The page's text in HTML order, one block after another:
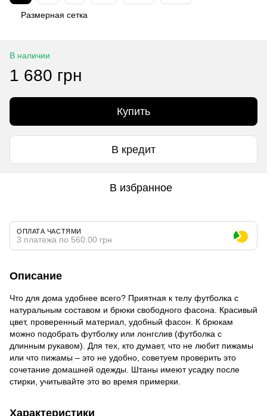
Размерная сетка
В наличии
1 680 грн
Купить
В кредит
В избранное
ОПЛАТА ЧАСТЯМИ
3 платежа по 560.00 грн
Описание
Что для дома удобнее всего? Приятная к телу футболка с
натуральным составом и брюки свободного фасона. Красивый
цвет, проверенный материал, удобный фасон. К брюкам
можно подобрать футболку или лонгслив (футболка с
длинным рукавом). Для тех, кто думает, что не любит пижамы
или что пижамы – это не удобно, советуем проверить это
сочетание домашней одежды. Штаны имеют усадку после
стирки, учитывайте это во время примерки.
Характеристики